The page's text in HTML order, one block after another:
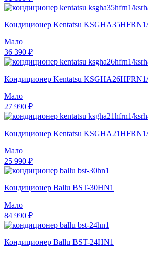
Кондиционер Kentatsu
Мало
36 390 ₽
Кондиционер Kentatsu
Мало
27 990 ₽
Кондиционер Kentatsu
Мало
25 990 ₽
Кондиционер Ballu BST-30HN1
Мало
84 990 ₽
Кондиционер Ballu BST-24HN1